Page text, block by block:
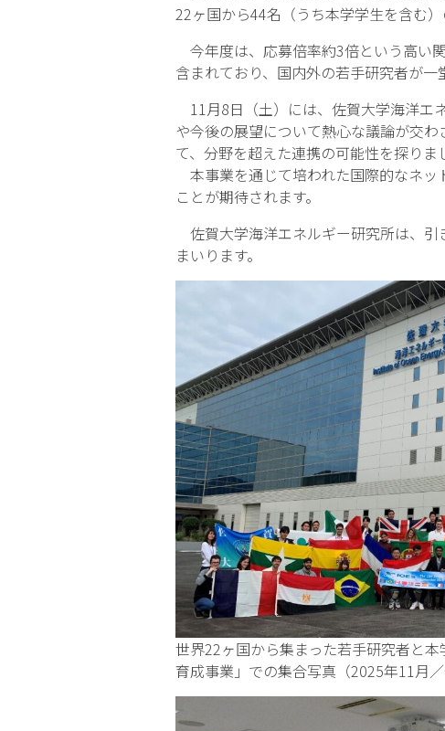
22ヶ国から44名（うち本学学生を含む
今年度は、応募倍率約3倍という高い
含まれており、国内外の若手研究者が一
11月8日（土）には、佐賀大学海洋エ
や今後の展望について熱心な議論が交
て、分野を超えた連携の可能性を探りま
本事業を通じて培われた国際的なネッ
ことが期待されます。
佐賀大学海洋エネルギー研究所は、
まいります。
世界22ヶ国から集まった若手研究者と
育成事業」での集合写真（2025年11月